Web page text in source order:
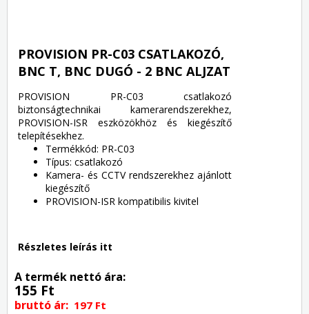
PROVISION PR-C03 CSATLAKOZÓ,
BNC T, BNC DUGÓ - 2 BNC ALJZAT
PROVISION PR-C03 csatlakozó
biztonságtechnikai kamerarendszerekhez,
PROVISION-ISR eszközökhöz és kiegészítő
telepítésekhez.
Termékkód: PR-C03
Típus: csatlakozó
Kamera- és CCTV rendszerekhez ajánlott
kiegészítő
PROVISION-ISR kompatibilis kivitel
Részletes leírás itt
A termék nettó ára:
155 Ft
bruttó ár: 197 Ft